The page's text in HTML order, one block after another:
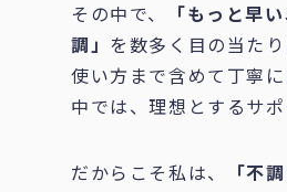
その中で、
「もっと早
調」 を数多く目の当た
使い方まで含めて丁寧
中では、理想とするサ
だからこそ私は、 「不